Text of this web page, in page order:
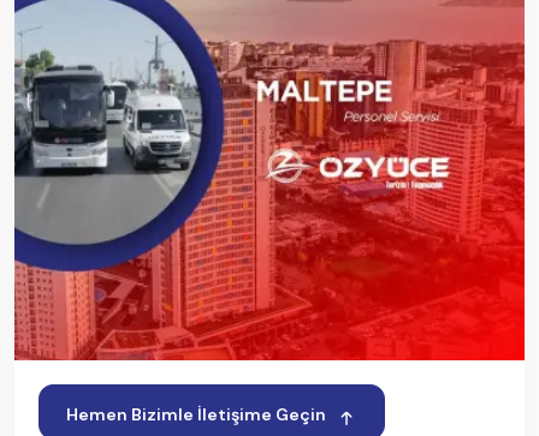
Hemen Bizimle İletişime Geçin